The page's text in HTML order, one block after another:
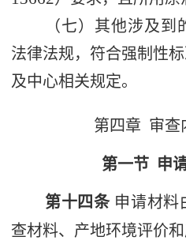
（七）其他涉及
法律法规，符合强制性
及中心相关规定。
第四章 审查
第一节 申
第十四条 申请材料
查材料、 产地环境评价